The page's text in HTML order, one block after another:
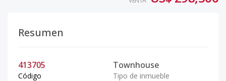
Resumen
413705
Código
Townhouse
Tipo de inmueble